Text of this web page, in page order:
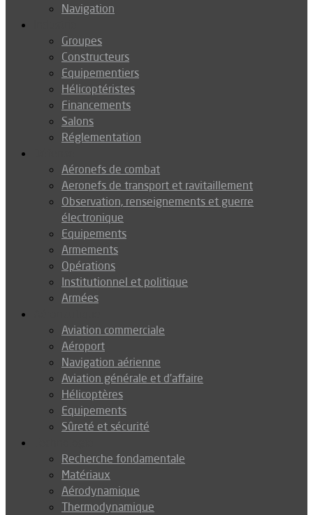
Navigation
Groupes
Constructeurs
Equipementiers
Hélicoptéristes
Financements
Salons
Réglementation
Aéronefs de combat
Aeronefs de transport et ravitaillement
Observation, renseignements et guerre
électronique
Equipements
Armements
Opérations
Institutionnel et politique
Armées
Aviation commerciale
Aéroport
Navigation aérienne
Aviation générale et d’affaire
Hélicoptères
Equipements
Sûreté et sécurité
Recherche fondamentale
Matériaux
Aérodynamique
Thermodynamique